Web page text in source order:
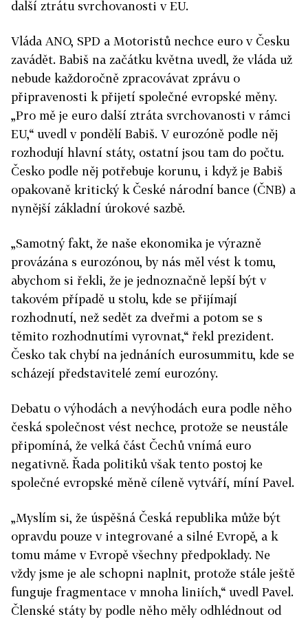
další ztrátu svrchovanosti v EU.
Vláda ANO, SPD a Motoristů nechce euro v Česku
zavádět. Babiš na začátku května uvedl, že vláda už
nebude každoročně zpracovávat zprávu o
připravenosti k přijetí společné evropské měny.
„Pro mě je euro další ztráta svrchovanosti v rámci
EU,“ uvedl v pondělí Babiš. V eurozóně podle něj
rozhodují hlavní státy, ostatní jsou tam do počtu.
Česko podle něj potřebuje korunu, i když je Babiš
opakovaně kritický k České národní bance (ČNB) a
nynější základní úrokové sazbě.
„Samotný fakt, že naše ekonomika je výrazně
provázána s eurozónou, by nás měl vést k tomu,
abychom si řekli, že je jednoznačně lepší být v
takovém případě u stolu, kde se přijímají
rozhodnutí, než sedět za dveřmi a potom se s
těmito rozhodnutími vyrovnat,“ řekl prezident.
Česko tak chybí na jednáních eurosummitu, kde se
scházejí představitelé zemí eurozóny.
Debatu o výhodách a nevýhodách eura podle něho
česká společnost vést nechce, protože se neustále
připomíná, že velká část Čechů vnímá euro
negativně. Řada politiků však tento postoj ke
společné evropské měně cíleně vytváří, míní Pavel.
„Myslím si, že úspěšná Česká republika může být
opravdu pouze v integrované a silné Evropě, a k
tomu máme v Evropě všechny předpoklady. Ne
vždy jsme je ale schopni naplnit, protože stále ještě
funguje fragmentace v mnoha liniích,“ uvedl Pavel.
Členské státy by podle něho měly odhlédnout od